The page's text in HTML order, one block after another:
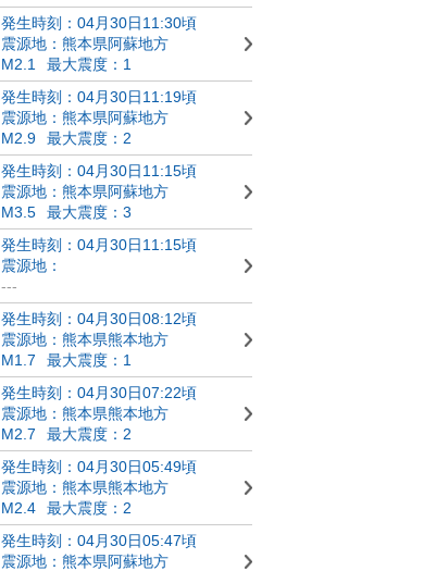
発生時刻：04月30日11:30頃
震源地：熊本県阿蘇地方
M2.1
最大震度：1
発生時刻：04月30日11:19頃
震源地：熊本県阿蘇地方
M2.9
最大震度：2
発生時刻：04月30日11:15頃
震源地：熊本県阿蘇地方
M3.5
最大震度：3
発生時刻：04月30日11:15頃
震源地：
---
発生時刻：04月30日08:12頃
震源地：熊本県熊本地方
M1.7
最大震度：1
発生時刻：04月30日07:22頃
震源地：熊本県熊本地方
M2.7
最大震度：2
発生時刻：04月30日05:49頃
震源地：熊本県熊本地方
M2.4
最大震度：2
発生時刻：04月30日05:47頃
震源地：熊本県阿蘇地方